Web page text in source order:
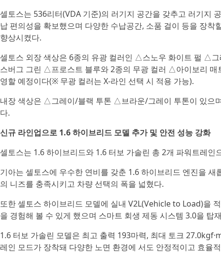
셀토스는 536리터(VDA 기준)의 러기지 공간을 갖추고 러기지
납 편의성을 확보했으며 다양한 수납공간, 소품 걸이 등을 장
향상시켰다.
셀토스 외장 색상은 6종의 유광 컬러인 △스노우 화이트 펄 △
스버그 그린 △프로스트 블루와 2종의 무광 컬러 △아이보리
영할 예정이다(※ 무광 컬러는 X-라인 선택 시 적용 가능).
내장 색상은 △그레이/블랙 투톤 △브라운/그레이 투톤이 있으
다.
신규 라인업으로 1.6 하이브리드 모델 추가 및 안전 성능 강화
셀토스는 1.6 하이브리드와 1.6 터보 가솔린 총 2개 파워트레인
기아는 셀토스에 우수한 연비를 갖춘 1.6 하이브리드 엔진을
의 니즈를 충족시키고 차량 선택의 폭을 넓혔다.
또한 셀토스 하이브리드 모델에 실내 V2L(Vehicle to Load)을
을 경험해 볼 수 있게 했으며 스마트 회생 제동 시스템 3.0을 탑
1.6 터보 가솔린 모델은 최고 출력 193마력, 최대 토크
레인 모드가 장착돼 다양한 노면 환경에 서도 안정적이고 효율